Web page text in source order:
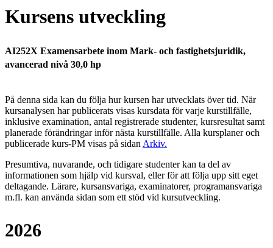
Kursens utveckling
AI252X Examensarbete inom Mark- och fastighetsjuridik,
avancerad nivå 30,0 hp
På denna sida kan du följa hur kursen har utvecklats över tid. När
kursanalysen har publicerats visas kursdata för varje kurstillfälle,
inklusive examination, antal registrerade studenter, kursresultat samt
planerade förändringar inför nästa kurstillfälle. Alla kursplaner och
publicerade kurs-PM visas på sidan Arkiv.
Presumtiva, nuvarande, och tidigare studenter kan ta del av
informationen som hjälp vid kursval, eller för att följa upp sitt eget
deltagande. Lärare, kursansvariga, examinatorer, programansvariga
m.fl. kan använda sidan som ett stöd vid kursutveckling.
2026